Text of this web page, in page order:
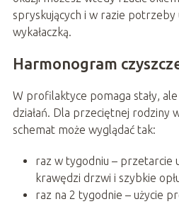
spryskujących i w razie potrzeby
wykałaczką.
Harmonogram
W profilaktyce pomaga stały,
działań. Dla przeciętnej rodziny
schemat może wyglądać tak:
raz w tygodniu – przetarcie
krawędzi drzwi i szybkie
raz na 2 tygodnie – użycie